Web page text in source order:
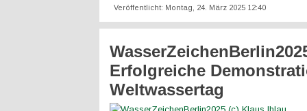
Veröffentlicht: Montag, 24. März 2025 12:40
Erfolgreiche
Weltwassertag